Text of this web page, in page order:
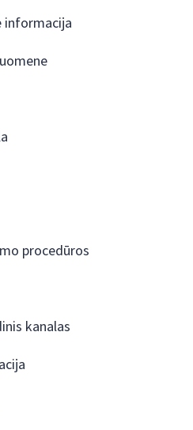
procedūros
kanalas